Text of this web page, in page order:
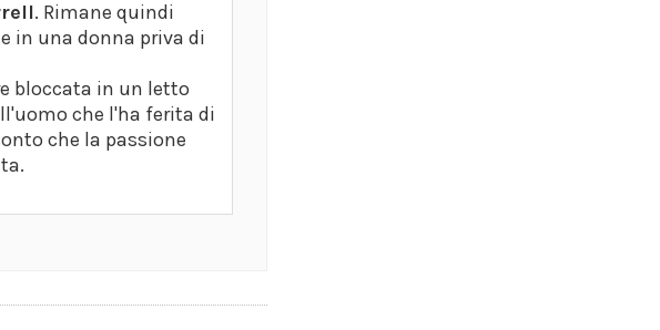
. Rimane quindi
in una donna priva di
bloccata in un letto
che l'ha ferita di
che la passione